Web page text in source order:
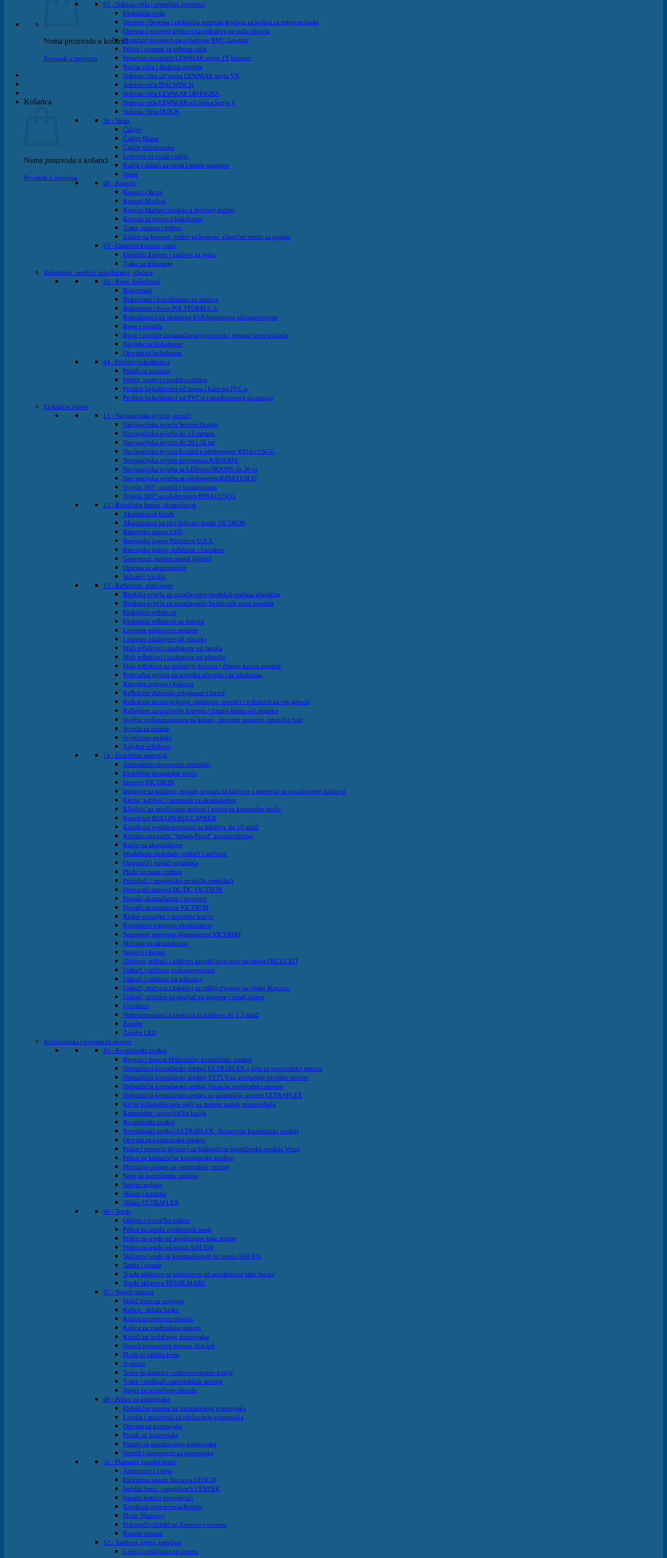
Nema proizvoda u košarici
Povratak u trgovinu
Košarica
Nema proizvoda u košarici
Povratak u trgovinu
02 - Sidrena vitla i pramčani propeleri
Električna vitla
Novitet - Oprema i električni rezervni dijelovi za kolica za prijevoz barki
Oprema i rezervni dijelovi za prikolice za vuču plovila
Pramčani propeleri na uvlačenje RMC Lewmar
Pribor i oprema za sidrena vitla
Prmačani propeleri LEWMAR serije TT thruster
Ručna vitla i dodatna oprema
Sidrena vilta od inoxa LEWMAR serija VX
Sidrena vitla ITALWINCH
Sidrena vitla LEWMAR OD INOXA
Sidrena vitla LEWMAR od inoxa Serija V
Sidrena Vitla QUICK
34 - Vesla
Čaklje
Čaklje fiksne
Čaklje teleskopske
Ležejevi za vesla i rašlje
Rašlje i držači za vesla i ostale namjene
Vesla
06 - Konopi
Konopi i škote
Konopi Marlow
Konopi Marlow prodaja u željenoj dužini
Konopi za privez i bokobrane
Trake, remeni i pribor
Zaštite za konope, pribor za konope, elastične mreže za ograde
63 - Elastični konopi, trake
Elastični konopi i zaklopi za jedra
Trake za fiksiranje
Bokobrani, profilni bokoštitnici, plutace
33 - Bove, bokobrani
Bokobrani
Bokobrani i bokoštitnici za molove
Bokobrani i bove POLYFORM U.S.
Bokoštitnici od mekanog EVA štampanog ubrizgavanjem
Bove i plutače
Bove i plutače za označavanje ronioca i regatne bove/plutače
Navlake za bokobrane
Oprema za bokobrane
44 - Profilni bokoštitnici
Profili za pontone
Profili, umetci i profili-vodilice
Profilni bokoštitnici od inoxa i baze od PVC-a
Profilni bokoštitnici od PVC-a i anodiziranog aluminija
Elektricni pribor
11 - Navigacijska svjetla, stupići
Navigacijska svjetla Sphera Design
Navigacijska svjetla do 12 metara.
Navigacijska svjetla do 20 i 50 mt
Navigacijska svjetla Evoled s odobrenjem RINA i USCG
Navigacijska svjetla prijenosna NAVISAFE
Navigacijska svjetla sa LED-om ORIONS do 20 m
Navigacijska svjetla sa odobrenjem RINA I USCG
Svjetla 360°, stupići i kombinirana
Svjetla 360° sa odobrenjem RINA i USCG
12 - Baterijske lampe, akumulatori
Akumulatori Exide
Akumulatori na litij željezni fosfat VICTRON
Baterijske lampe LED
Baterijske lampe Princeton U.S.A.
Baterijske lampe, reflektori i batiskop
Generatori, solarni paneli (ploče)
Oprema za akumulatore
Sklopivi bicikli
13 - Reflektori, plafonjere
Brodska svjetla za označavanje brodskih prolaza plastična
Brodska svjetla za označavanje hodajućih staza metalna
Električni reflektori
Električni reflektori za dubinu
Linearne plafonjere metalne
Linerane plafonjere od plastike
Mali reflektori i plafonjere od metala
Mali reflektori i plafonjere od plastike
Mali reflektori za uzglavlje kreveta / čitanje karata metalni
Podvodna svjetla za stijenku plovilia i za platformu
Rasvjeta stolova i kokpita
Reflektori dubinski prijenosni i fiksni
Reflektori za osvjetljenje platforme; mostići i reflektori za vrh jarbola
Reflektori za uzglavlje kreveta / čitanje karata od plastike
Svjetla vodonepropusna za kokpit, motorne prostore, tehničke hale
Svjetla za ormare
Svjetlosne poluge
Zglobni reflektori
14 - Električni materijal
Automatski sigrunosni prekidači
Električne komandne ploče
Inverter VICTRON
Izolacije za kablove, spirale, prolazi za kablove i materijal za označavanje kablova
Kleme, kablovi i terminali za akumulatore
Ključevi za upućivanje motora i pribor za komandne ploče
Konektori BULGIN BUCCANEER
Konektori vodonepropusni za kablove do 10 mm2
Kučišta osigurača “Splash-Proof” komponibilna.
Kutije za akumulatore
Modularni prekidači, utikači i utičnice
Osigurači i nosači osigurača
Ploče za masu i pribor
Prekidači i magnetsko-termički prekidači
Pretvarači napona DC/DC VICTRON
Punjači akumulatora i inverteri
Punjači akumulatora VICTRON
Radne stezaljke i razvodne kutije
Regulatori punjenja akumulatora
Separatori punjenja akumulatora VICTRON
Sklopke za akumulatore
Spojevi i faston
Utičnice, utikači i kablovi za priključivanje na obalu OSCULATI
Utikači i utičnice vodonepropusni
Utikači i utičnice za prikolice
Utikači, utičnice i kablovi za priključivanje na obalu Marinco
Utikači, utičnice za upaljač za cigarete i ostali pribor
Uvodnici
Vodonepropusni konektori za kablove do 1,2 mm2
Žarulje
Žarulje LED
Motonautika i oprema za motore
45 - Kormilarski uređaji
Baystar i Seastar Hidraulični kormilarski uređaji
Hidraulični kormilarski uređaji ULTRAFLEX u kitu za vanbrodske motore
Hidraulični kormilarski uređaji VETUS za unutrašnje brodske motore
Hidraulični kormilarski uređaji Vetus za vanbrodske motore
Hidraulični kormilarski uređaji za unutrašnje motore ULTRAFLEX
Kit za prilagođavanje sajli na motore raznih proizvođača
Komandne - upravljačke kutije
Kormilarski uređaji
Kormilarski uređaji ULTRAFLEX - Rotacijski kormilarski uređaji
Oprema za kormilarske uređaje
Pribor i rezervni dijelovi za hidraulične kormilarske uređaje Vetus
Pribor za hidraulične kormilarske uređaje
Produžne poluge za vanbrodske motore
Sajle za kormilarske uređaje
Spojne poluge
Volani i kormila
Volani ULTRAFLEX
46 - Tende
Odijela i nautičke zaštite
Pribor za izradu preklopnih tendi
Pribor za tende od anodizirane lake legure
Pribor za tende od inoxa AISI 316
Sklopive tende sa konstrukcijom od inoxa AISI 316
Tende i cerade
Tende sklopive sa strukturom od anodizirane lake legure
Tende sklopive TESSILMARE
47 - Nosači motora
Držač boca za ronjenje
Kolica - držači barke
Kolica za prijevoz plovila
Kolica za vanbrodske motore
Kotači za izvlačenje gumenjaka
Nosači pomoćnog motora, bracket
Ploče za zaštitu krme
Svjećice
Torbe sa alatom i vodonepropusne kutije
Trake - podizači vanbrodskih motora
Valjci za izvlačenje plovila
66 - Pribor za gumenjake
Električne pumpe za napuhavanje gumenjaka
Ljepila i proizvodi za održavanje gumenjaka
Oprema za gumenjake
Profili za gumenjake
Pumpe za napuhavanje gumenjaka
Ventili i manometri za gumenjake
51 - Flapsovi, ispušni lonci
Amortizeri i cijevi
Električni sistem flapsova LENCO
Ispušni lonci - prigušivači CENTEK
Ispušni lonci i prigušivači
Korektori opterećenja Bennet
Ploče, Flapsovi
Pokretači/cilindri za flapsove i oprema
Rozete ispusta
52 - Tankovi, cijevi, impeleri
Cijevi i priključci za gorivo